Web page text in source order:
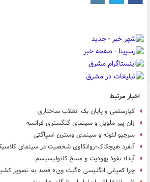
اخبار مرتبط
کیارستمی و پایان یک انقلاب ساختاری
ژان پیر ملویل و سینمای گنگستری فرانسه
سرجیو لئونه و سینمای وسترن اسپاگتی
آلفرد هیچکاک؛روانکاوی شخصیت در سینمای
آیدا؛ نفوذ یهودیت و مسخ کاتولیسیسم
چرا کمپانی انگلیسی «گیت وی» قصد به تصویر